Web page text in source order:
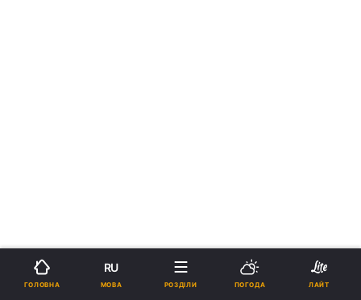
ГОЛОВНА
RU
МОВА РОЗДІЛИ ПОГОДА ЛАЙТ